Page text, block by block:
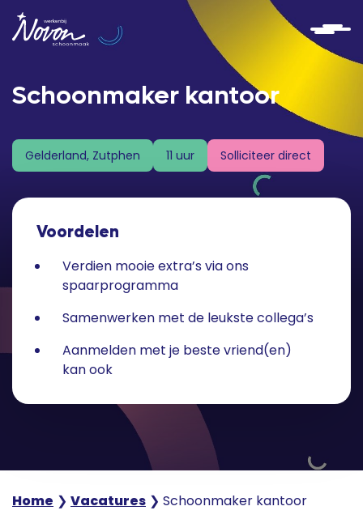
Schoonmaker kantoor
Gelderland, Zutphen 11 uur Solliciteer direct
Voordelen
Verdien mooie extra’s via ons
spaarprogramma
Samenwerken met de leukste collega’s
Aanmelden met je beste vriend(en)
kan ook
Home ❯ Vacatures ❯ Schoonmaker kantoor